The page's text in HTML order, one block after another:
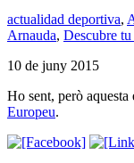
actualidad deportiva,
Arnauda, Descubre
10 de juny 2015
Ho sent, però aquesta
Europeu.